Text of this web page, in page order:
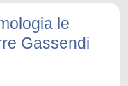
le
Gassendi